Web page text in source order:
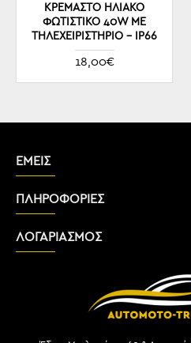
ΚΡΕΜΑΣΤΌ ΗΛΙΑΚΌ
ΦΩΤΙΣΤΙΚΌ 40W ΜΕ
ΤΗΛΕΧΕΙΡΙΣΤΉΡΙΟ – IP66
18,00€
ΕΜΕΙΣ
ΠΛΗΡΟΦΟΡΙΕΣ
ΛΟΓΑΡΙΑΣΜΟΣ